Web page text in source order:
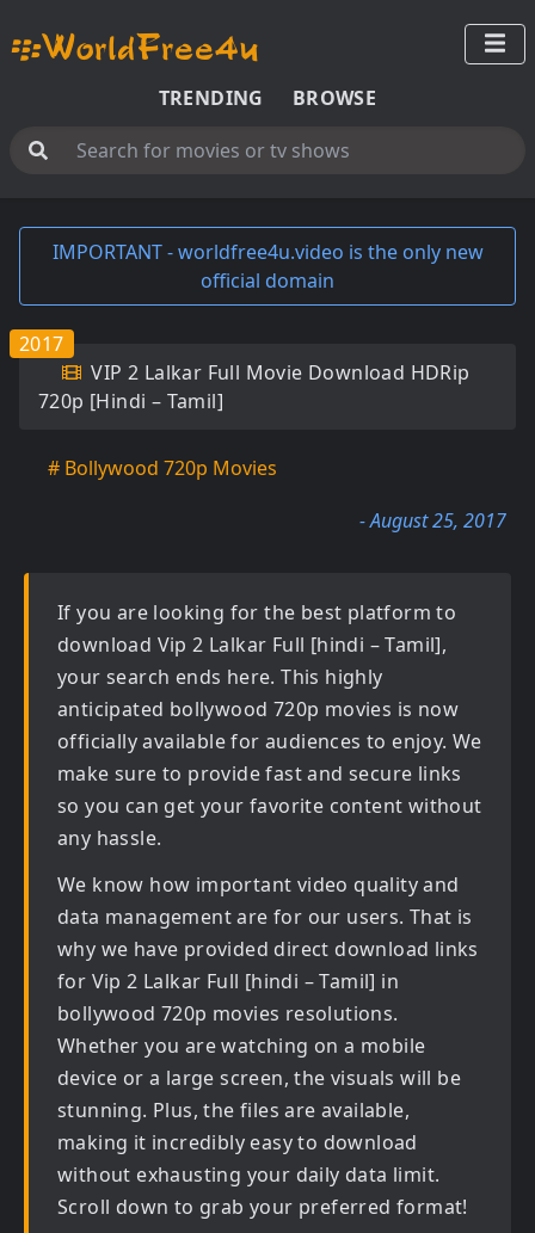
TRENDING BROWSE
IMPORTANT - worldfree4u.video is the only new
official domain
VIP 2 Lalkar Full Movie Download HDRip
720p [Hindi – Tamil]
2017
# Bollywood 720p Movies
- August 25, 2017
If you are looking for the best platform to
download Vip 2 Lalkar Full [hindi – Tamil],
your search ends here. This highly
anticipated bollywood 720p movies is now
officially available for audiences to enjoy. We
make sure to provide fast and secure links
so you can get your favorite content without
any hassle.
We know how important video quality and
data management are for our users. That is
why we have provided direct download links
for Vip 2 Lalkar Full [hindi – Tamil] in
bollywood 720p movies resolutions.
Whether you are watching on a mobile
device or a large screen, the visuals will be
stunning. Plus, the files are available,
making it incredibly easy to download
without exhausting your daily data limit.
Scroll down to grab your preferred format!